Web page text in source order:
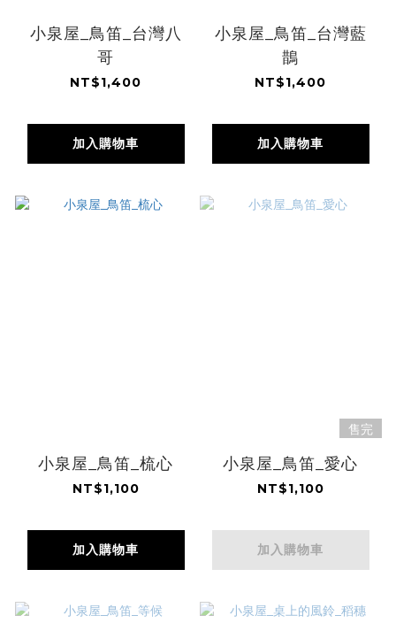
小泉屋_鳥笛_台灣八
哥
NT$1,400
加入購物車
小泉屋_鳥笛_台灣藍
鵲
NT$1,400
加入購物車
小泉屋_鳥笛_梳心
NT$1,100
加入購物車
售完
小泉屋_鳥笛_愛心
NT$1,100
加入購物車